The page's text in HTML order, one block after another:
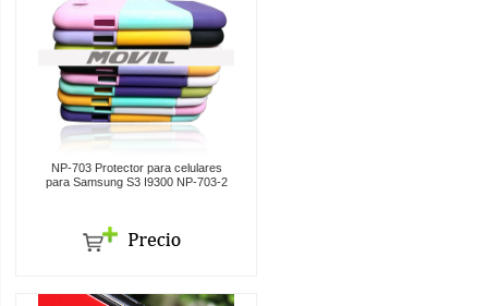
NP-703 Protector para celulares
para Samsung S3 I9300 NP-703-2